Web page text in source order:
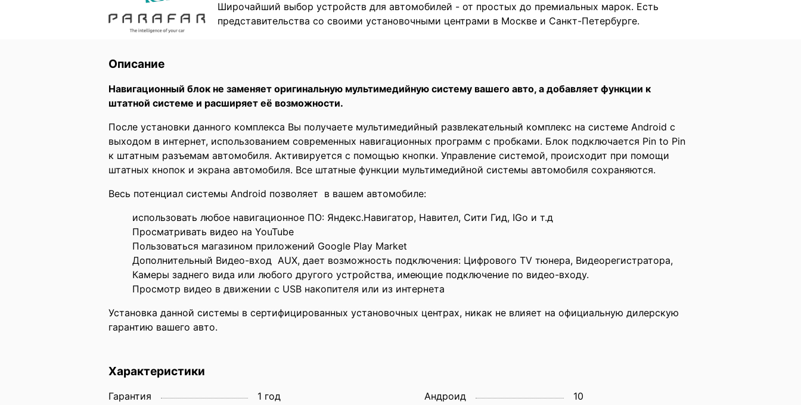
Широчайший выбор устройств для автомобилей - от простых до премиальных марок. Есть
представительства со своими установочными центрами в Москве и Санкт-Петербурге.
Описание
Навигационный блок не заменяет оригинальную мультимедийную систему вашего авто, а добавляет функции к
штатной системе и расширяет её возможности.
После установки данного комплекса Вы получаете мультимедийный развлекательный комплекс на системе Android с
выходом в интернет, использованием современных навигационных программ с пробками. Блок подключается Pin to Pin
к штатным разъемам автомобиля. Активируется с помощью кнопки. Управление системой, происходит при помощи
штатных кнопок и экрана автомобиля. Все штатные функции мультимедийной системы автомобиля сохраняются.
Весь потенциал системы Android позволяет в вашем автомобиле:
использовать любое навигационное ПО: Яндекс.Навигатор, Навител, Сити Гид, IGo и т.д
Просматривать видео на YouTube
Пользоваться магазином приложений Google Play Market
Дополнительный Видео-вход AUX, дает возможность подключения: Цифрового TV тюнера, Видеоpегистратора,
Камеры заднего вида или любого другого устройства, имеющие подключение по видео-входу.
Просмотр видео в движении с USB накопителя или из интернета
Установка данной системы в сертифицированных установочных центрах, никак не влияет на официальную дилерскую
гарантию вашего авто.
Характеристики
Гарантия 1 год Андроид 10